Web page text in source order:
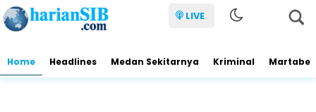
LIVE
Home Headlines Medan Sekitarnya Kriminal Martabe